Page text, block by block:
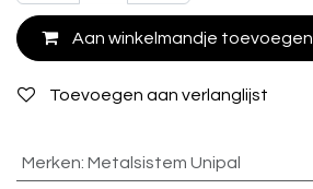
Aan winkelmandje toevoegen
Toevoegen aan verlanglijst
Merken: Metalsistem Unipal